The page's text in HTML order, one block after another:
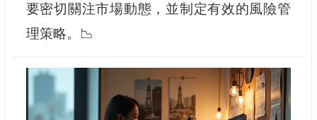
要密切關注市場動態，並制定有效的風險管
理策略。📉